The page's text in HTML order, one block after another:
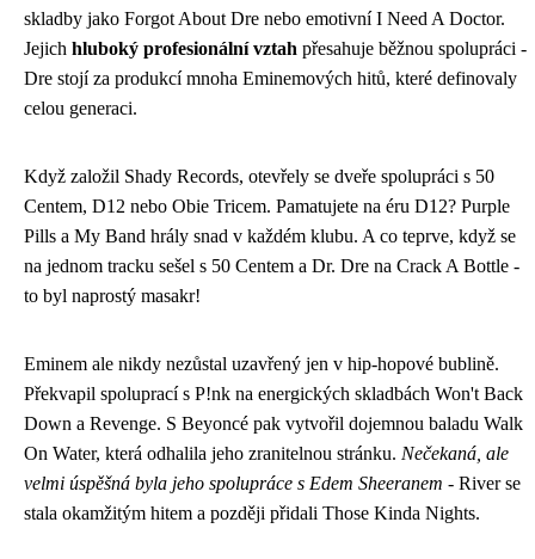
skladby jako Forgot About Dre nebo emotivní I Need A Doctor.
Jejich hluboký profesionální vztah přesahuje běžnou spolupráci -
Dre stojí za produkcí mnoha Eminemových hitů, které definovaly
celou generaci.
Když založil Shady Records, otevřely se dveře spolupráci s 50
Centem, D12 nebo Obie Tricem. Pamatujete na éru D12? Purple
Pills a My Band hrály snad v každém klubu. A co teprve, když se
na jednom tracku sešel s 50 Centem a Dr. Dre na Crack A Bottle -
to byl naprostý masakr!
Eminem ale nikdy nezůstal uzavřený jen v hip-hopové bublině.
Překvapil spoluprací s P!nk na energických skladbách Won't Back
Down a Revenge. S Beyoncé pak vytvořil dojemnou baladu Walk
On Water, která odhalila jeho zranitelnou stránku. Nečekaná, ale
velmi úspěšná byla jeho spolupráce s Edem Sheeranem - River se
stala okamžitým hitem a později přidali Those Kinda Nights.